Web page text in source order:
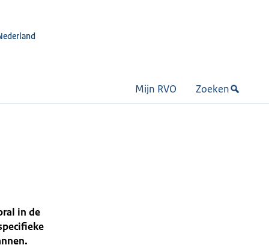
Mijn RVO Zoeken
in de